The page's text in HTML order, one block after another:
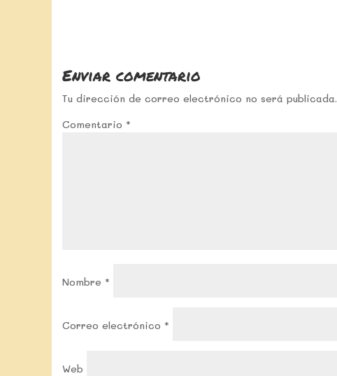
Enviar comentario
Tu dirección de correo electrónico no será publicada.
Comentario *
Nombre *
Correo electrónico *
Web